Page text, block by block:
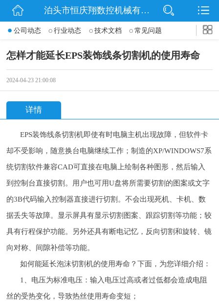
网站首页
动态
泊头市恒庆翔数控机械有限公司
公司动态 行业动态 技术文档 常见问题
怎样才能延长EPS装饰线条切割机的使用寿命
2024-04-23 21:00:08
详情
EPS装饰线条切割机即使有时电脑主机出现故障，但软件卡
却不受影响，随意换台电脑继续工作；制造的XP/WINDOWS7系
统切割软件兼容CAD可直接在电脑上绘制各种图形，然后输入
到控制台直接切割。用户也可用U盘将所需要切割的图案或文字
的3B代码输入控制器直接进行切割。不会出现死机、卡机、数
据丢失等故障。显示屏具有显示切割图案、跟踪切割等功能；较
具有行程保护功能。另外还具有断电记忆，反向切割和旋转、镜
向对称、间隙补偿等功能。
如何能延长泡沫切割机的使用寿命？下面，为您详细介绍：
1、电压为标准电压：输入电压过高或者过低都会造成电阻
丝的受热变化，导致热丝使用寿命变短；